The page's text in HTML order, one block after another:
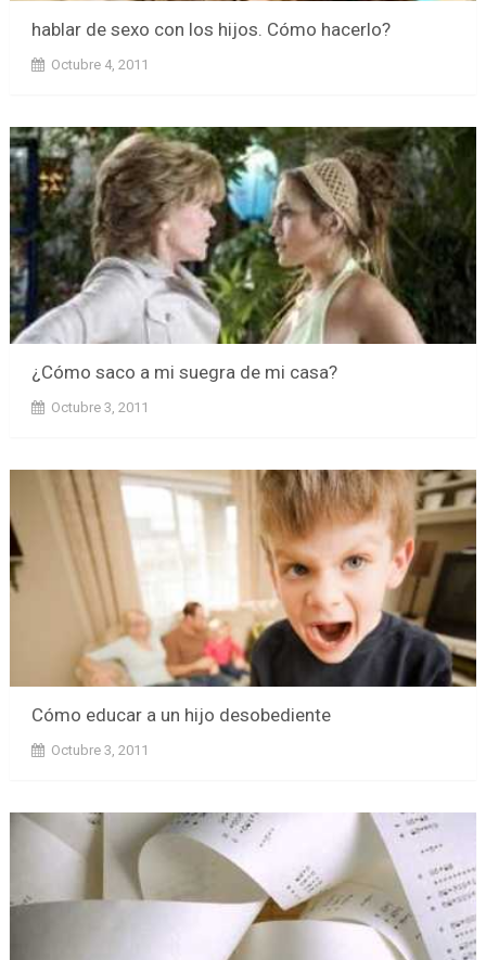
hablar de sexo con los hijos. Cómo hacerlo?
Octubre 4, 2011
¿Cómo saco a mi suegra de mi casa?
Octubre 3, 2011
Cómo educar a un hijo desobediente
Octubre 3, 2011